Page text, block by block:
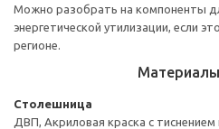
Можно разобрать на компоненты
энергетической утилизации, если
регионе.
Столешница
ДВП, Акриловая краска с тиснением